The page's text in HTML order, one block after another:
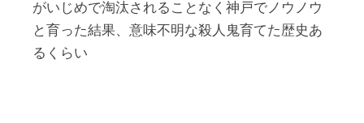
がいじめで淘汰されることなく神戸でノウノウ
と育った結果、意味不明な殺人鬼育てた歴史あ
るくらい